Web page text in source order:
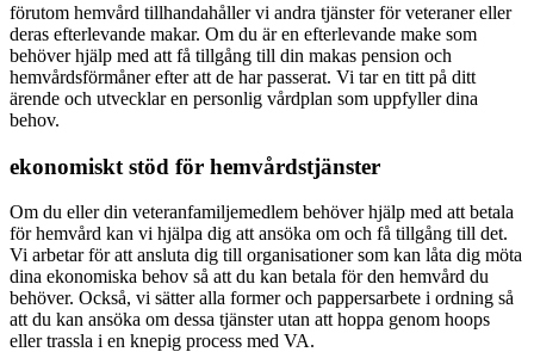
förutom hemvård tillhandahåller vi andra tjänster för veteraner eller
deras efterlevande makar. Om du är en efterlevande make som
behöver hjälp med att få tillgång till din makas pension och
hemvårdsförmåner efter att de har passerat. Vi tar en titt på ditt
ärende och utvecklar en personlig vårdplan som uppfyller dina
behov.
ekonomiskt stöd för hemvårdstjänster
Om du eller din veteranfamiljemedlem behöver hjälp med att betala
för hemvård kan vi hjälpa dig att ansöka om och få tillgång till det.
Vi arbetar för att ansluta dig till organisationer som kan låta dig möta
dina ekonomiska behov så att du kan betala för den hemvård du
behöver. Också, vi sätter alla former och pappersarbete i ordning så
att du kan ansöka om dessa tjänster utan att hoppa genom hoops
eller trassla i en knepig process med VA.